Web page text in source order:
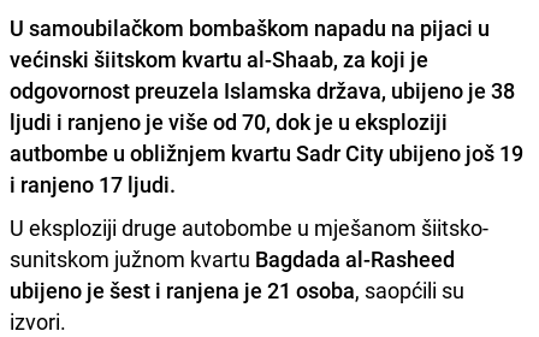
U samoubilačkom bombaškom napadu na pijaci u
većinski šiitskom kvartu al-Shaab, za koji je
odgovornost preuzela Islamska država, ubijeno je 38
ljudi i ranjeno je više od 70, dok je u eksploziji
autbombe u obližnjem kvartu Sadr City ubijeno još 19
i ranjeno 17 ljudi.
U eksploziji druge autobombe u mješanom šiitsko-
sunitskom južnom kvartu Bagdada al-Rasheed
ubijeno je šest i ranjena je 21 osoba, saopćili su
izvori.